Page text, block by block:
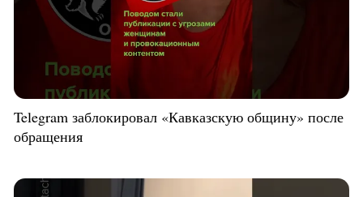
Telegram заблокировал «Кавказскую общину» после
обращения